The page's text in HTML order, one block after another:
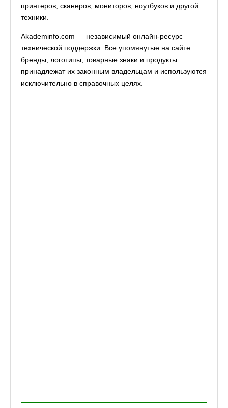
принтеров, сканеров, мониторов, ноутбуков и другой
техники.
Akademinfo.com — независимый онлайн-ресурс
технической поддержки. Все упомянутые на сайте
бренды, логотипы, товарные знаки и продукты
принадлежат их законным владельцам и используются
исключительно в справочных целях.